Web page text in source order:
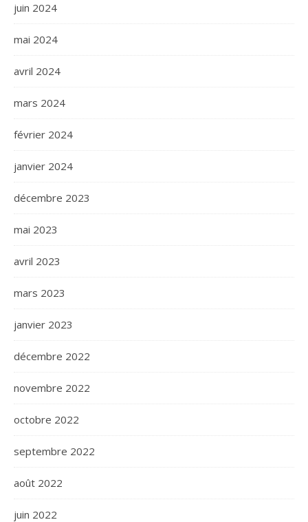
juin 2024
mai 2024
avril 2024
mars 2024
février 2024
janvier 2024
décembre 2023
mai 2023
avril 2023
mars 2023
janvier 2023
décembre 2022
novembre 2022
octobre 2022
septembre 2022
août 2022
juin 2022